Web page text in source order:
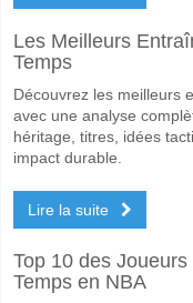
Les Meilleurs
Temps
Découvrez les meilleurs
avec une analyse
héritage, titres, idées
impact durable.
Lire la suite
Top 10 des
Temps en NBA